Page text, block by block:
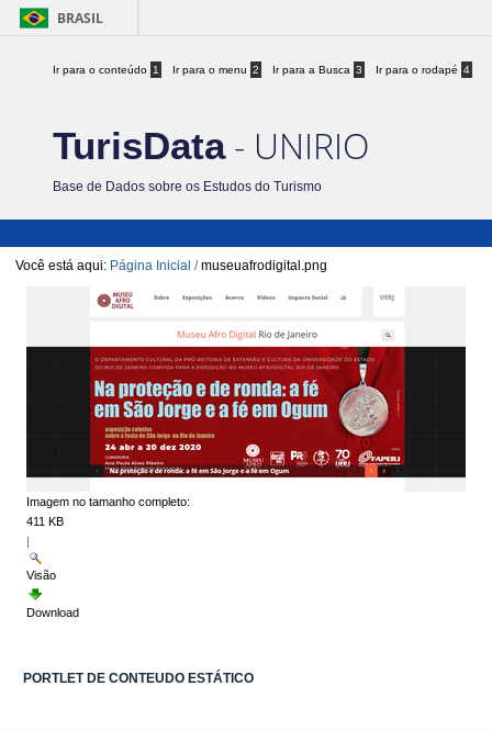
BRASIL
Ir para o conteúdo 1 Ir para o menu 2 Ir para a Busca 3 Ir para o rodapé 4
TurisData- UNIRIO
Base de Dados sobre os Estudos do Turismo
Você está aqui: Página Inicial /museuafrodigital.png
Imagem no tamanho completo:
411 KB
|
Visão
Download
PORTLET DE CONTEUDO ESTÁTICO